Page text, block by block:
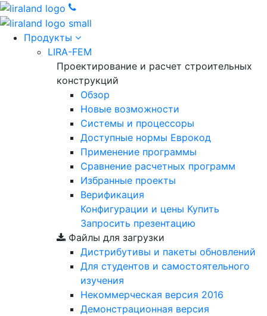
Продукты
LIRA-FEM
Проектирование и расчет строительных
конструкций
Обзор
Новые возможности
Cистемы и процессоры
Доступные нормы Еврокод
Применение программы
Сравнение расчетных программ
Избранные проекты
Верификация
Конфигурации и цены Купить
Запросить презентацию
Файлы для загрузки
Дистрибутивы и пакеты обновлений
Для студентов и самостоятельного
изучения
Некоммерческая версия 2016
Демонстрационная версия